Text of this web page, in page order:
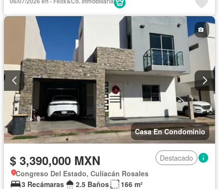
Casa En Condominio
$ 3,390,000 MXN
Destacado
Congreso Del Estado, Culiacán Rosales
3 Recámaras
2.5 Baños
166 m²